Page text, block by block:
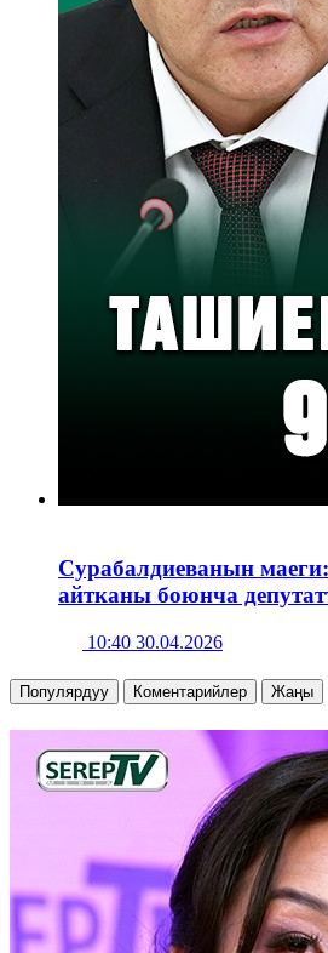
Сурабалдиеванын
айтканы боюнча
10:40 30.04.2026
Популярдуу Коментарийлер Жаңы